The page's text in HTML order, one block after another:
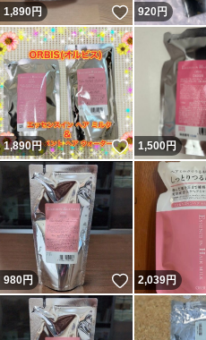
1,890円 いいね！
920円
1,890円 いいね！
1,500円
980円 いいね！
2,039円